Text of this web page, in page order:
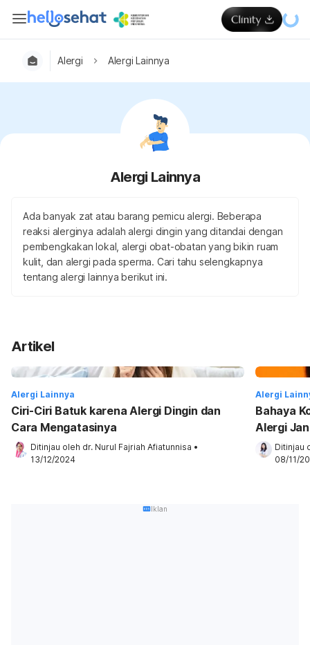
Alergi Alergi Lainnya
Alergi Lainnya
Ada banyak zat atau barang pemicu alergi. Beberapa
reaksi alerginya adalah alergi dingin yang ditandai dengan
pembengkakan lokal, alergi obat-obatan yang bikin ruam
kulit, dan alergi pada sperma. Cari tahu selengkapnya
tentang alergi lainnya berikut ini.
Artikel
Alergi Lainnya
Ciri-Ciri Batuk karena Alergi Dingin dan
Cara Mengatasinya
Ditinjau oleh dr. Nurul Fajriah Afiatunnisa •
13/12/2024
Alergi
Bahaya
Alergi
Moonface
Ditinjau
08/11/
Iklan